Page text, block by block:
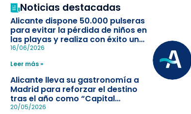
Noticias destacadas
Alicante dispone 50.000 pulseras
para evitar la pérdida de niños en
las playas y realiza con éxito un
simulacro de socorrismo
16/06/2026
Leer más »
Alicante lleva su gastronomía a
Madrid para reforzar el destino
tras el año como “Capital
Española”
20/05/2026